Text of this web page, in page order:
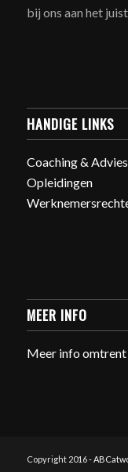
bij ons aan het
HANDIGE LINKS
Coaching & Advies
Opleidingen
MEER INFO
Meer info
Copyright 2016 -